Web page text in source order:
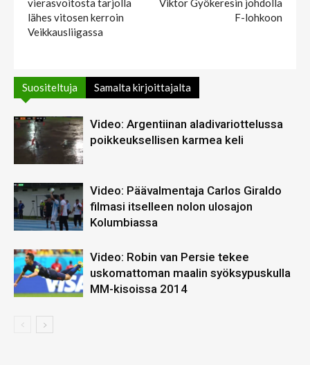
vierasvoitosta tarjolla
lähes vitosen kerroin
Veikkausliigassa
Viktor Gyökeresin johdolla
F-lohkoon
Suositeltuja Samalta kirjoittajalta
Video: Argentiinan aladivariottelussa
poikkeuksellisen karmea keli
Video: Päävalmentaja Carlos Giraldo
filmasi itselleen nolon ulosajon
Kolumbiassa
Video: Robin van Persie tekee
uskomattoman maalin syöksypuskulla
MM-kisoissa 2014